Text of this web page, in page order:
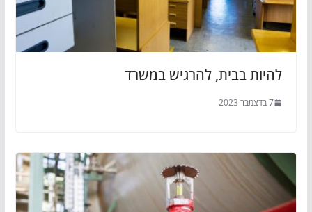
להיות בבית, להרגיש במשרד
7 בדצמבר 2023